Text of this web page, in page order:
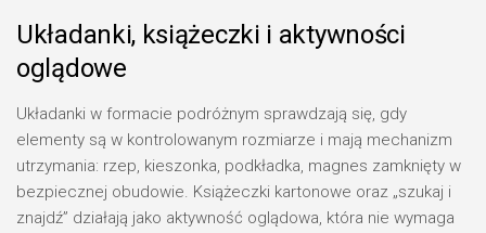
Układanki, książeczki i aktywności
oglądowe
Układanki w formacie podróżnym sprawdzają się, gdy
elementy są w kontrolowanym rozmiarze i mają mechanizm
utrzymania: rzep, kieszonka, podkładka, magnes zamknięty w
bezpiecznej obudowie. Książeczki kartonowe oraz „szukaj i
znajdź” działają jako aktywność oglądowa, która nie wymaga